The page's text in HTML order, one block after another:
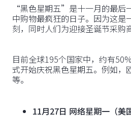
“黑色星期五”是十一月的最后
中购物最疯狂的日子。因为这是
刻，同时人们为迎接圣诞节采购
目前全球195个国家中，约有
式开始庆祝黑色星期五。例如，
等。
11月27日 网络星期一（美